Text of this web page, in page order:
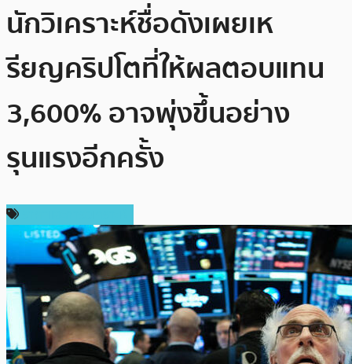
นักวิเคราะห์ชื่อดังเผยเห
รียญคริปโตที่ให้ผลตอบแทน
3,600% อาจพุ่งขึ้นอย่าง
รุนแรงอีกครั้ง